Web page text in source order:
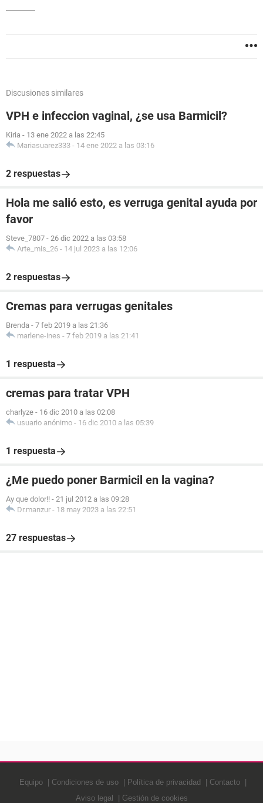
Discusiones similares
VPH e infeccion vaginal, ¿se usa Barmicil?
Kiria - 13 ene 2022 a las 22:45
Mariasuarez333 - 14 ene 2022 a las 03:16
2 respuestas
Hola me salió esto, es verruga genital ayuda por
favor
Steve_7807 - 26 dic 2022 a las 03:58
Arte_mis_26 - 14 jul 2023 a las 12:06
2 respuestas
Cremas para verrugas genitales
Brenda - 7 feb 2019 a las 21:36
marlene-ines - 7 feb 2019 a las 21:41
1 respuesta
cremas para tratar VPH
charlyze - 16 dic 2010 a las 02:08
usuario anónimo - 16 dic 2010 a las 05:39
1 respuesta
¿Me puedo poner Barmicil en la vagina?
Ay que dolor!! - 21 jul 2012 a las 09:28
Dr.manzur - 18 may 2023 a las 22:51
27 respuestas
Equipo Condiciones de uso Política de privacidad
Contacto
Aviso legal
Gestión de cookies